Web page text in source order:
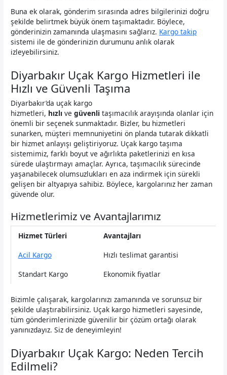
Buna ek olarak, gönderim sırasında adres bilgilerinizi doğru
şekilde belirtmek büyük önem taşımaktadır. Böylece,
gönderinizin zamanında ulaşmasını sağlarız. Kargo takip
sistemi ile de gönderinizin durumunu anlık olarak
izleyebilirsiniz.
Diyarbakır Uçak Kargo Hizmetleri ile
Hızlı ve Güvenli Taşıma
Diyarbakır’da uçak kargo
hizmetleri, hızlı vegüvenli taşımacılık arayışında olanlar için
önemli bir seçenek sunmaktadır. Bizler, bu hizmetleri
sunarken, müşteri memnuniyetini ön planda tutarak dikkatli
bir hizmet anlayışı geliştiriyoruz. Uçak kargo taşıma
sistemimiz, farklı boyut ve ağırlıkta paketlerinizi en kısa
sürede ulaştırmayı amaçlar. Ayrıca, taşımacılık sürecinde
yaşanabilecek olumsuzlukları en aza indirmek için sürekli
gelişen bir altyapıya sahibiz. Böylece, kargolarınız her zaman
güvende olur.
Hizmetlerimiz ve Avantajlarımız
Hizmet Türleri
Avantajları
Acil Kargo
Hızlı teslimat garantisi
Standart Kargo
Ekonomik fiyatlar
Bizimle çalışarak, kargolarınızı zamanında ve sorunsuz bir
şekilde ulaştırabilirsiniz. Uçak kargo hizmetleri sayesinde,
tüm gönderimlerinizde güvenilir bir çözüm ortağı olarak
yanınızdayız. Siz de deneyimleyin!
Diyarbakır Uçak Kargo: Neden Tercih
Edilmeli?